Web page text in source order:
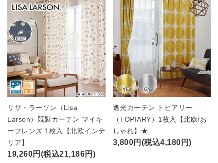
リサ・ラーソン（Lisa
Larson）既製カーテン マイキ
ーフレンズ 1枚入【北欧インテ
リア】
19,260円(税込21,186円)
遮光カーテン トピアリー
（TOPIARY）1枚入【北欧/お
しゃれ】★
3,800円(税込4,180円)